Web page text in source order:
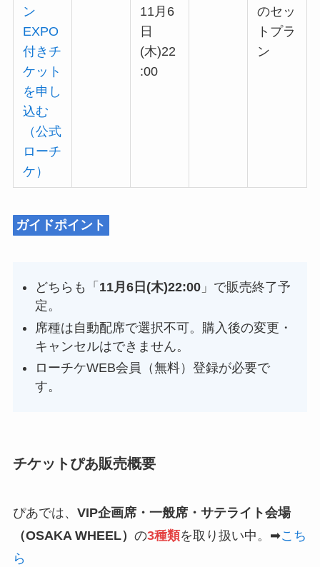
ン
EXPO
付きチ
ケット
を申し
込む
（公式
ローチ
ケ）
11月6
日
(木)22
:00
のセッ
トプラ
ン
ガイドポイント
どちらも「 11月6日(木)22:00 」で販売終了予
定。
席種は自動配席で選択不可。購入後の変更・
キャンセルはできません。
ローチケWEB会員（無料）登録が必要で
す。
チケットぴあ販売概要
ぴあでは、 VIP企画席・一般席・サテライト会場
（OSAKA WHEEL） の3種類を取り扱い中。➡こち
ら